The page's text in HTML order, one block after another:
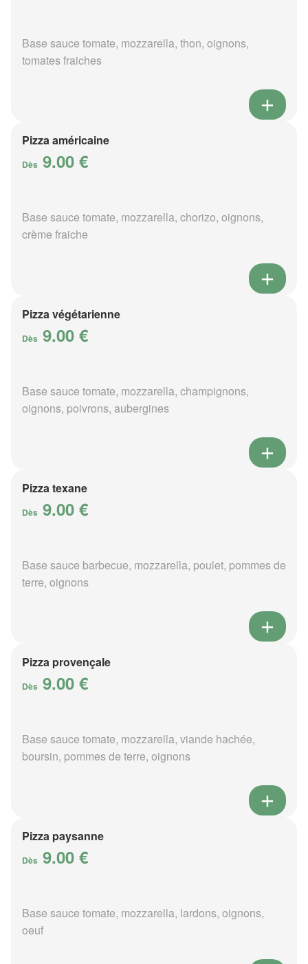
Base sauce tomate, mozzarella, thon, oignons,
tomates fraiches
Pizza américaine
Dès 9.00 €
Base sauce tomate, mozzarella, chorizo, oignons,
crème fraiche
Pizza végétarienne
Dès 9.00 €
Base sauce tomate, mozzarella, champignons,
oignons, poivrons, aubergines
Pizza texane
Dès 9.00 €
Base sauce barbecue, mozzarella, poulet, pommes de
terre, oignons
Pizza provençale
Dès 9.00 €
Base sauce tomate, mozzarella, viande hachée,
boursin, pommes de terre, oignons
Pizza paysanne
Dès 9.00 €
Base sauce tomate, mozzarella, lardons, oignons,
oeuf